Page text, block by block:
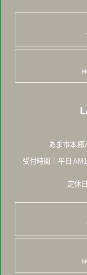
あま市本郷
受付時間｜平日
定休